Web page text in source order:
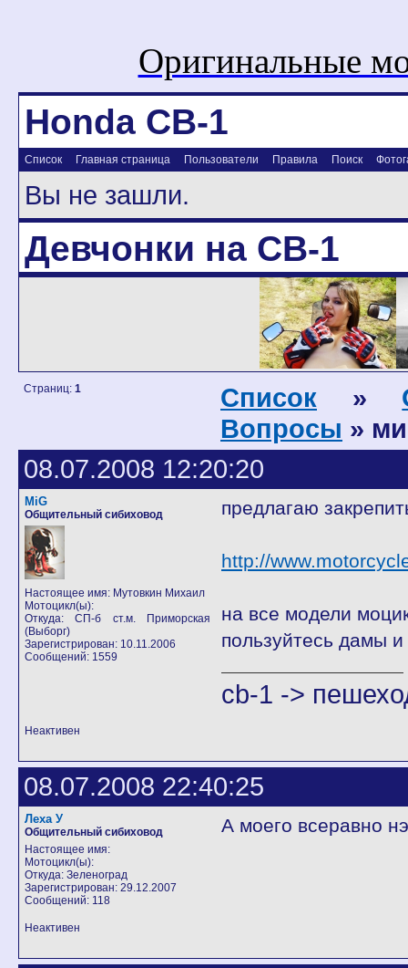
Оригинальные
Honda CB-1
Список Главная страница Пользователи Правила Поиск
Вы не зашли.
Девчонки на CB-1
Страниц: 1 Список »
Вопросы »
08.07.2008 12:20:20
MiG
Общительный сибиховод
Настоящее имя: Мутовкин Михаил
Мотоцикл(ы):
Откуда: СП-б ст.м. Приморская
(Выборг)
Зарегистрирован: 10.11.2006
Сообщений: 1559
предлагаю
http://
на все модели
пользуйтесь дамы и
cb-1 ->
Неактивен
08.07.2008 22:40:25
Леха У
Общительный сибиховод
Настоящее имя:
Мотоцикл(ы):
Откуда: Зеленоград
Зарегистрирован: 29.12.2007
Сообщений: 118
А моего всеравно
Неактивен